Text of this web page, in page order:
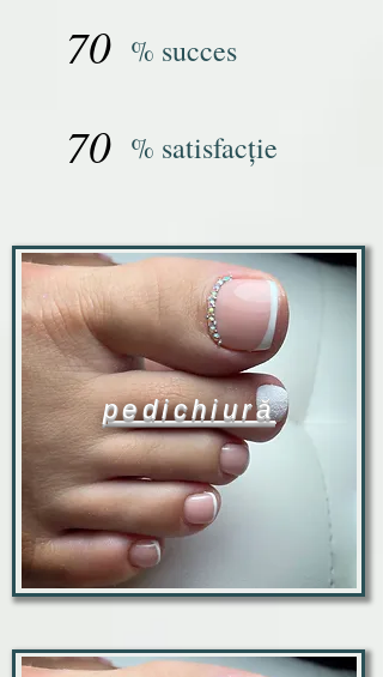
70 % succes
70 % satisfacție
pedichiură